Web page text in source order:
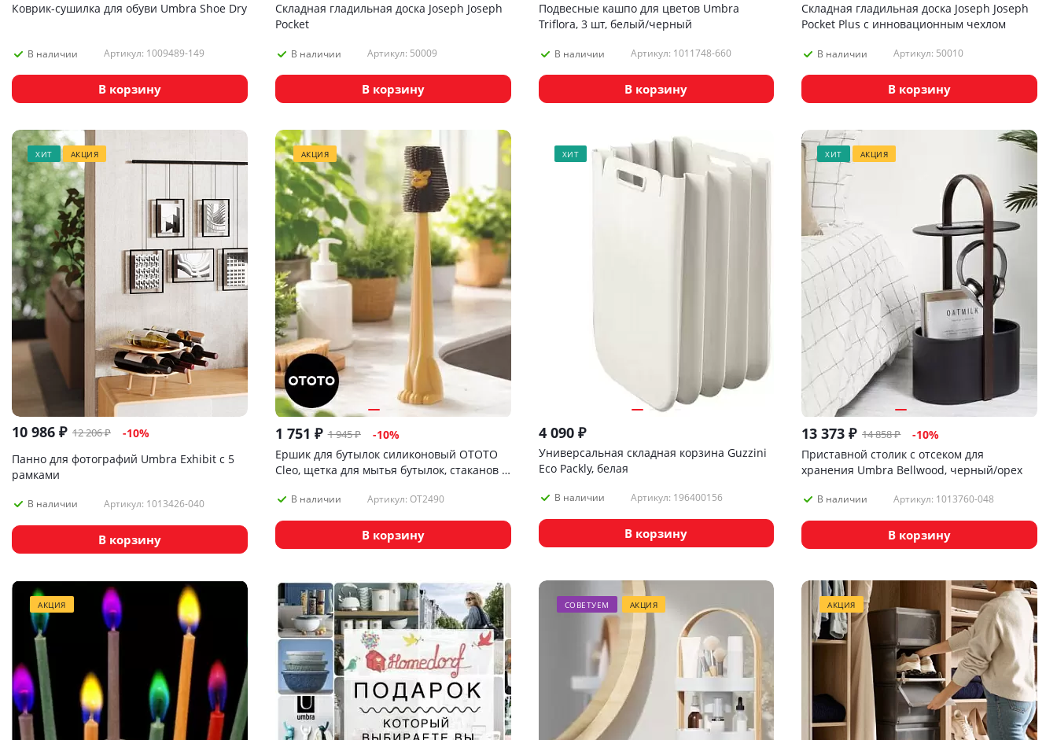
Коврик-сушилка для обуви Umbra Shoe Dry
В наличии Артикул: 1009489-149
В корзину
Складная гладильная доска Joseph Joseph
Pocket
В наличии Артикул: 50009
В корзину
Подвесные кашпо для цветов Umbra
Triflora, 3 шт, белый/черный
В наличии Артикул: 1011748-660
В корзину
Складная гладильная доска Joseph Joseph
Pocket Plus с инновационным чехлом
В наличии Артикул: 50010
В корзину
ХИТ АКЦИЯ
10 986 ₽ 12 206₽ -10%
Панно для фотографий Umbra Exhibit с 5
рамками
В наличии Артикул: 1013426-040
В корзину
АКЦИЯ
1 751 ₽ 1 945₽ -10%
Ершик для бутылок силиконовый OTOTO
Cleo, щетка для мытья бутылок, стаканов и
В наличии Артикул: OT2490
В корзину
ХИТ
4 090₽
Универсальная складная корзина Guzzini
Eco Packly, белая
В наличии Артикул: 196400156
В корзину
ХИТ АКЦИЯ
13 373 ₽ 14 858₽ -10%
Приставной столик с отсеком для
хранения Umbra Bellwood, черный/орех
В наличии Артикул: 1013760-048
В корзину
АКЦИЯ СОВЕТУЕМ АКЦИЯ АКЦИЯ